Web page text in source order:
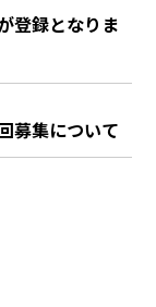
登録となりま
募集について